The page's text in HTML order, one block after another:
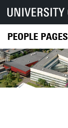
PEOPLE PAGES